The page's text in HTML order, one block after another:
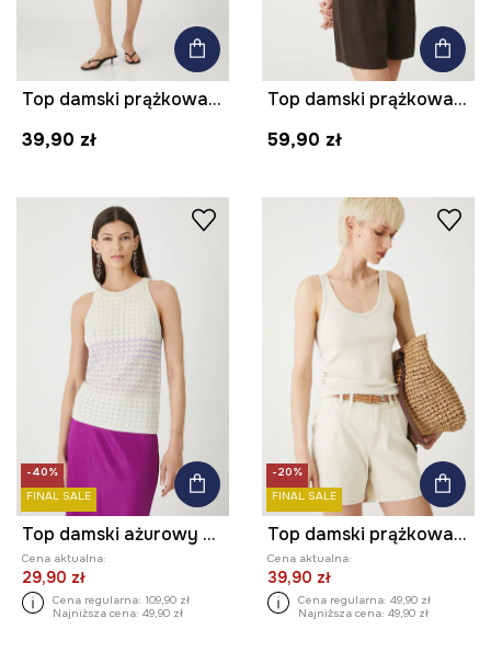
Top damski prążkowany z modalem kolor różowy
39,90 zł
Top damski prążkowany z modalem kolor brązowy
59,90 zł
-40%
FINAL SALE
Top damski ażurowy z wiskozą
Cena aktualna:
29,90 zł
Cena regularna: 109,90 zł
Najniższa cena: 49,90 zł
-20%
FINAL SALE
Top damski prążkowany z modalem
Cena aktualna:
39,90 zł
Cena regularna: 49,90 zł
Najniższa cena: 49,90 zł